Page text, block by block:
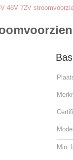
48V 72V
Min.